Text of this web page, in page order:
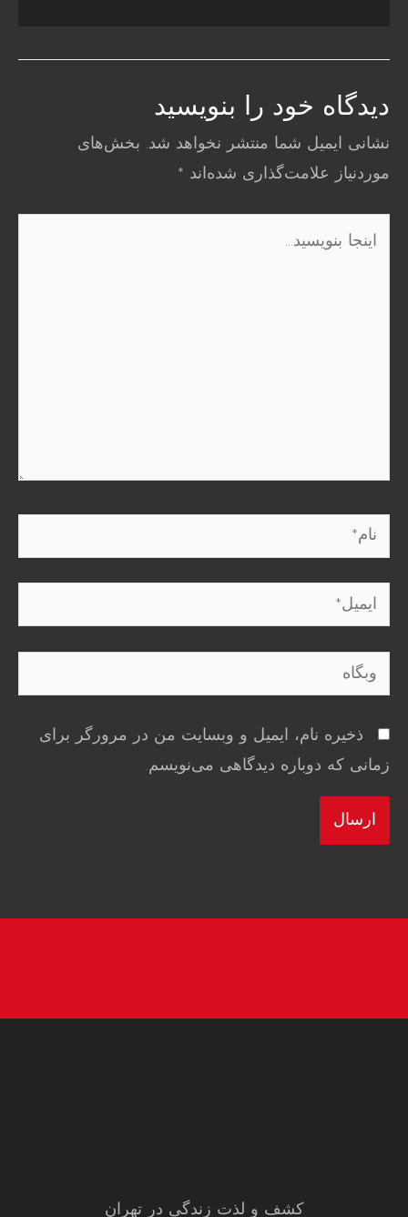
دیدگاه‌ خود را بنویسید
نشانی ایمیل شما منتشر نخواهد شد. بخش‌های
موردنیاز علامت‌گذاری شده‌اند *
نام*
ایمیل*
وبگاه
ذخیره نام، ایمیل و وبسایت من در مرورگر برای
زمانی که دوباره دیدگاهی می‌نویسم.
کشف و لذت زندگی در تهران